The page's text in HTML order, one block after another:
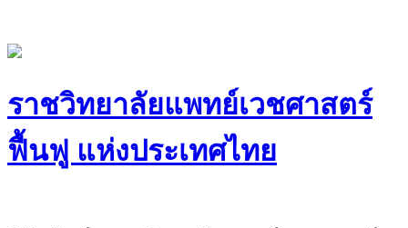
content
ราชวิทยาลัยแพทย์เวชศาสตร์
ฟื้นฟู แห่งประเทศไทย